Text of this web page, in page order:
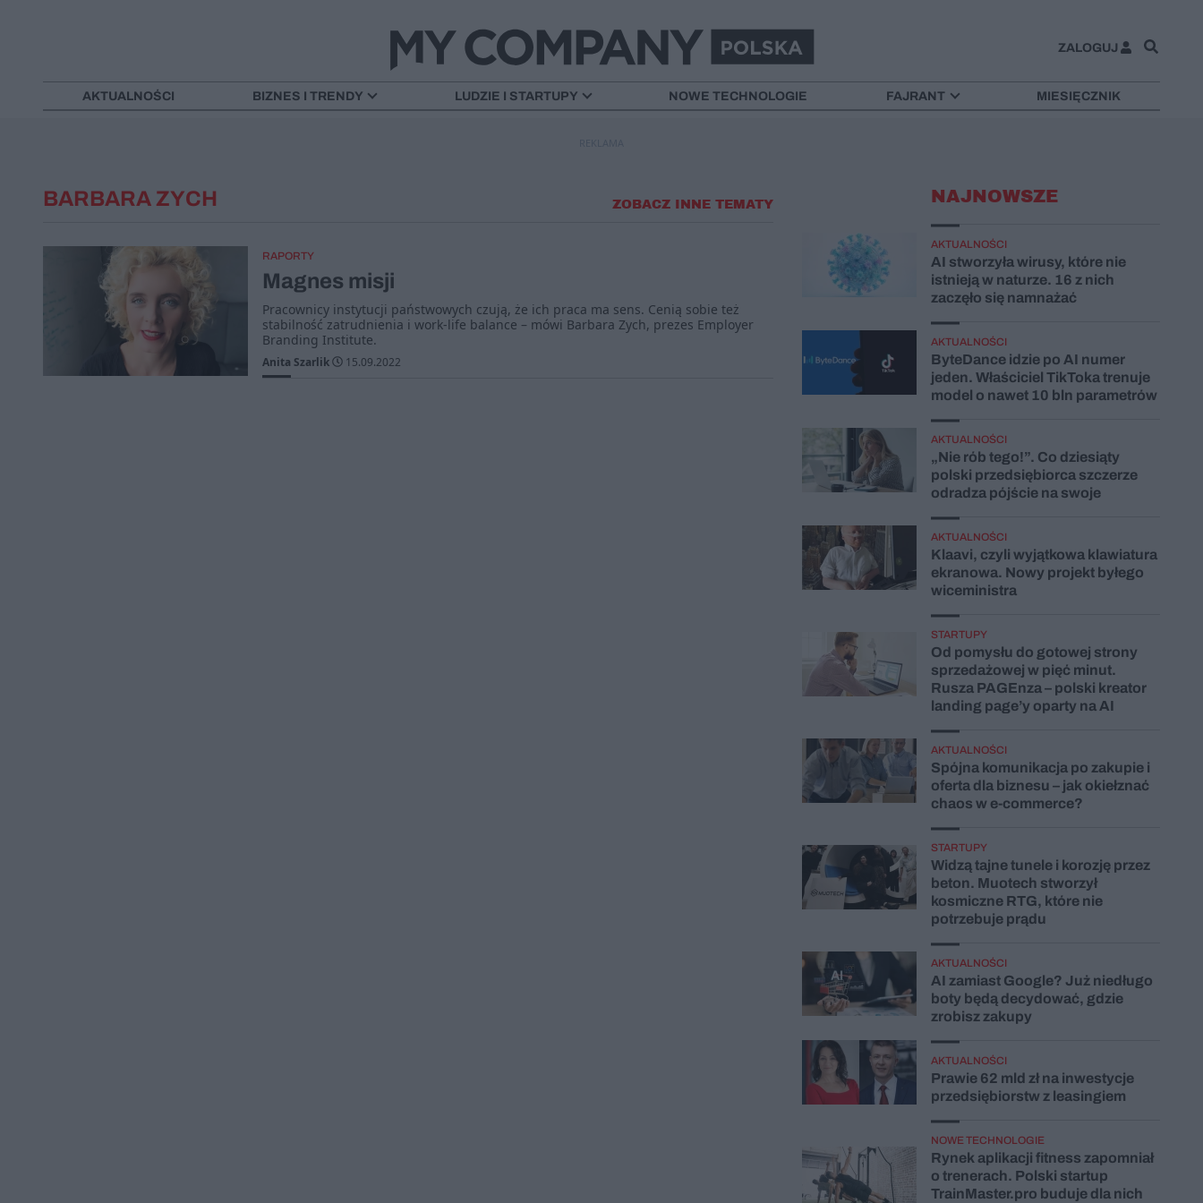
ZALOGUJ
AKTUALNOŚCI BIZNES I TRENDY LUDZIE I STARTUPY NOWE TECHNOLOGIE FAJRANT MIESIĘCZNIK
BARBARA ZYCH ZOBACZ INNE TEMATY
RAPORTY
Magnes misji
Pracownicy instytucji państwowych czują, że ich praca ma sens. Cenią sobie też
stabilność zatrudnienia i work-life balance – mówi Barbara Zych, prezes Employer
Branding Institute.
Anita Szarlik 15.09.2022
NAJNOWSZE
AKTUALNOŚCI
AI stworzyła wirusy, które nie
istnieją w naturze. 16 z nich
zaczęło się namnażać
AKTUALNOŚCI
ByteDance idzie po AI numer
jeden. Właściciel TikToka trenuje
model o nawet 10 bln parametrów
AKTUALNOŚCI
„Nie rób tego!”. Co dziesiąty
polski przedsiębiorca szczerze
odradza pójście na swoje
AKTUALNOŚCI
Klaavi, czyli wyjątkowa klawiatura
ekranowa. Nowy projekt byłego
wiceministra
STARTUPY
Od pomysłu do gotowej strony
sprzedażowej w pięć minut.
Rusza PAGEnza – polski kreator
landing page’y oparty na AI
AKTUALNOŚCI
Spójna komunikacja po zakupie i
oferta dla biznesu – jak okiełznać
chaos w e-commerce?
STARTUPY
Widzą tajne tunele i korozję przez
beton. Muotech stworzył
kosmiczne RTG, które nie
potrzebuje prądu
AKTUALNOŚCI
AI zamiast Google? Już niedługo
boty będą decydować, gdzie
zrobisz zakupy
AKTUALNOŚCI
Prawie 62 mld zł na inwestycje
przedsiębiorstw z leasingiem
NOWE TECHNOLOGIE
Rynek aplikacji fitness zapomniał
o trenerach. Polski startup
TrainMaster.pro buduje dla nich